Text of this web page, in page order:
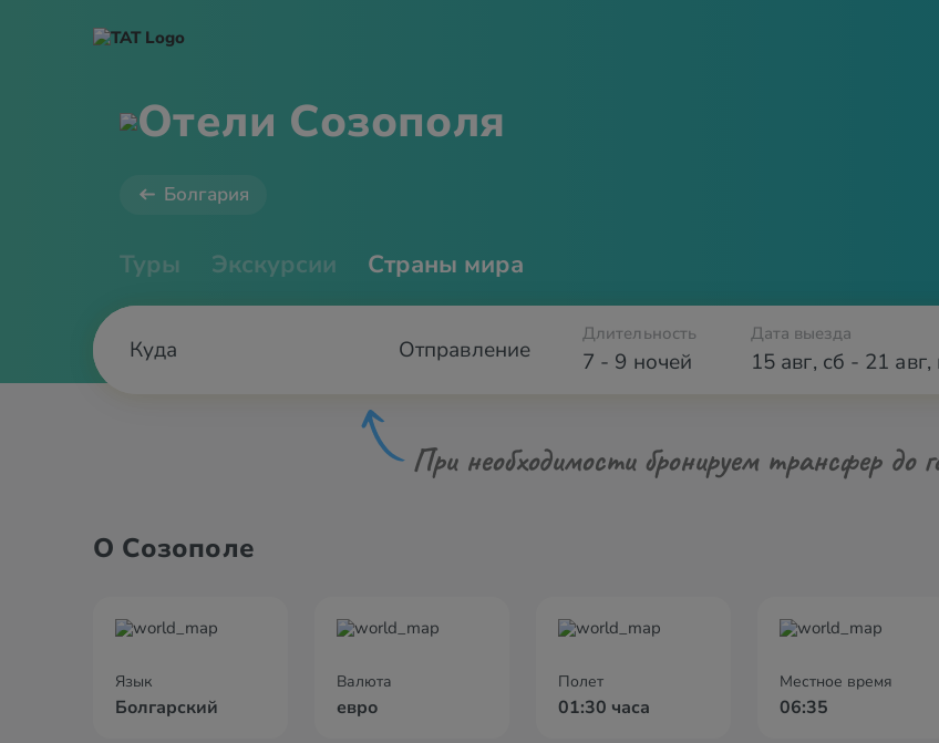
Отели Созополя
Болгария
Туры Экскурсии Страны мира
Отправление 7 - 9 ночей
Длительность Дата выезда
15 авг, сб - 21 авг,
При необходимости бронируем трансфер до
О Созополе
Язык
Болгарский
Валюта
евро
Полет
01:30 часа
Местное время
06:35